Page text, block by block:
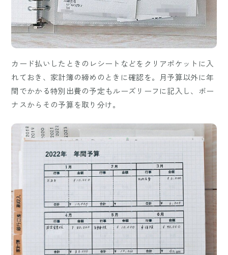
カード払いしたときのレシートなどをクリアポケットに入
れておき、家計簿の締めのときに確認を。月予算以外に年
間でかかる特別出費の予定もルーズリーフに記入し、ボー
ナスからその予算を取り分け。